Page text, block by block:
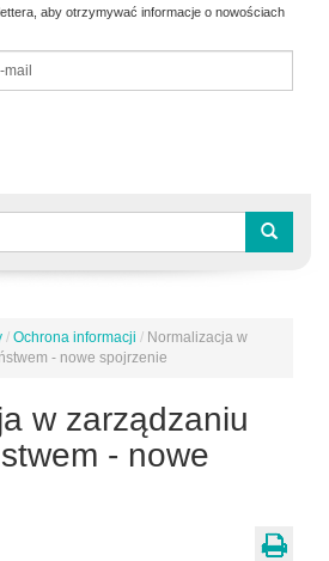
aby otrzymywać informacje o nowościach
/ Ochrona informacji / Normalizacja w
- nowe spojrzenie
w zarządzaniu
- nowe